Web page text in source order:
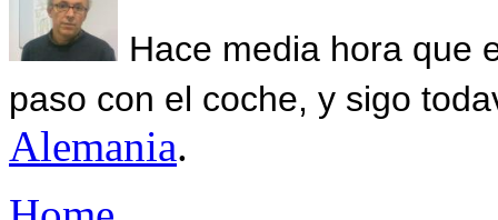
Hace media hora que
paso con el coche, y sigo
Alemania.